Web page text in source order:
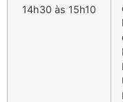
14h30 às 15h10